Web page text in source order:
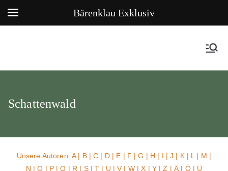
Schattenwald
Unsere AutorenA| B|C | D| E | F |G | H | I |J | K| L | M |
N |O | P|Q | R | S|T | U | V | W| X | Y | Z | Ä | Ö | Ü
Bärenklau Exklusiv